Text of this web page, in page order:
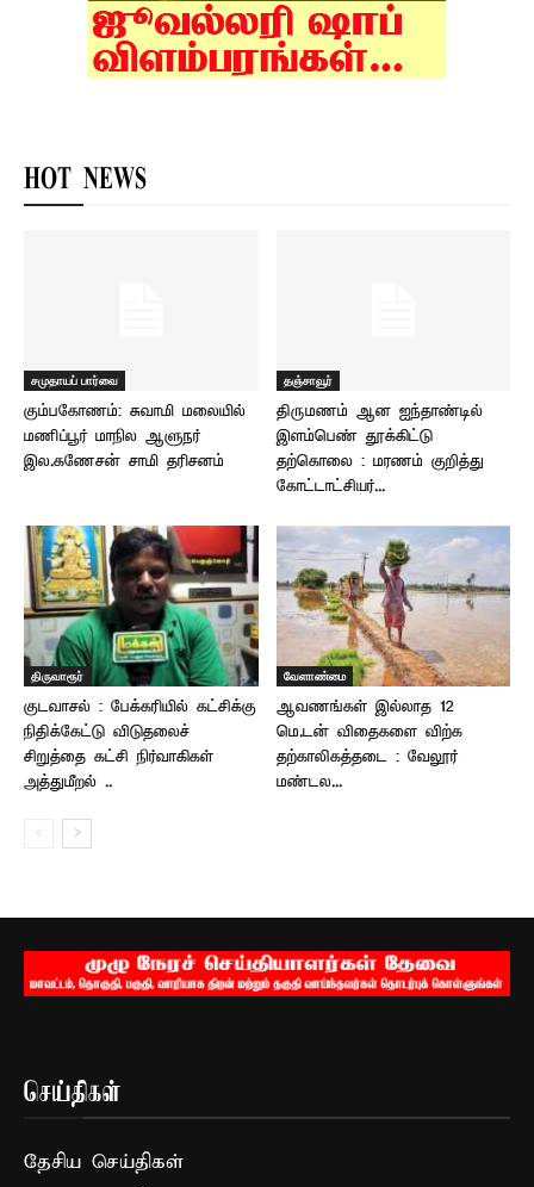
HOT NEWS
சமுதாயப் பார்வை
கும்பகோணம்: சுவாமி மலையில்
மணிப்பூர் மாநில ஆளுநர்
இல.கணேசன் சாமி தரிசனம்
தஞ்சாவூர்
திருமணம் ஆன ஐந்தாண்டில்
இளம்பெண் தூக்கிட்டு
தற்கொலை : மரணம் குறித்து
கோட்டாட்சியர்...
திருவாரூர்
குடவாசல் : பேக்கரியில் கட்சிக்கு
நிதிக்கேட்டு விடுதலைச்
சிறுத்தை கட்சி நிர்வாகிகள்
அத்துமீறல் ..
வேளாண்மை
ஆவணங்கள் இல்லாத 12
மெ.டன் விதைகளை விற்க
தற்காலிகத்தடை : வேலூர்
மண்டல...
செய்திகள்
தேசிய செய்திகள்